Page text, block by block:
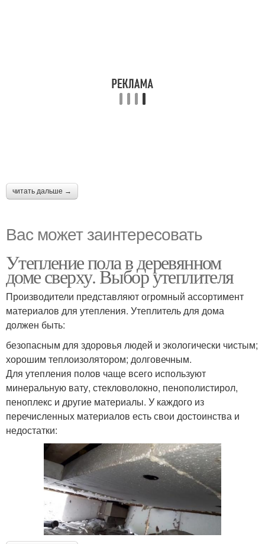
читать дальше →
Вас может заинтересовать
Утепление пола в деревянном
доме сверху. Выбор утеплителя
Производители представляют огромный ассортимент
материалов для утепления. Утеплитель для дома
должен быть:
безопасным для здоровья людей и экологически чистым;
хорошим теплоизолятором; долговечным.
Для утепления полов чаще всего используют
минеральную вату, стекловолокно, пенополистирол,
пеноплекс и другие материалы. У каждого из
перечисленных материалов есть свои достоинства и
недостатки: